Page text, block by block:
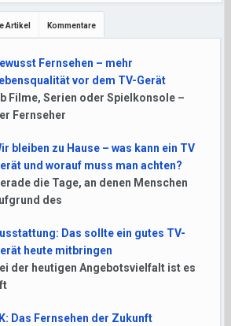
Artikel Kommentare
Fernsehen – mehr
vor dem TV-Gerät
Filme, Serien oder Spielkonsole –
Fernseher
bleiben zu Hause – was kann ein TV
und worauf muss man achten?
die Tage, an denen Menschen
des
Das sollte ein gutes TV-
heute mitbringen
der heutigen Angebotsvielfalt ist es
Das Fernsehen der Zukunft